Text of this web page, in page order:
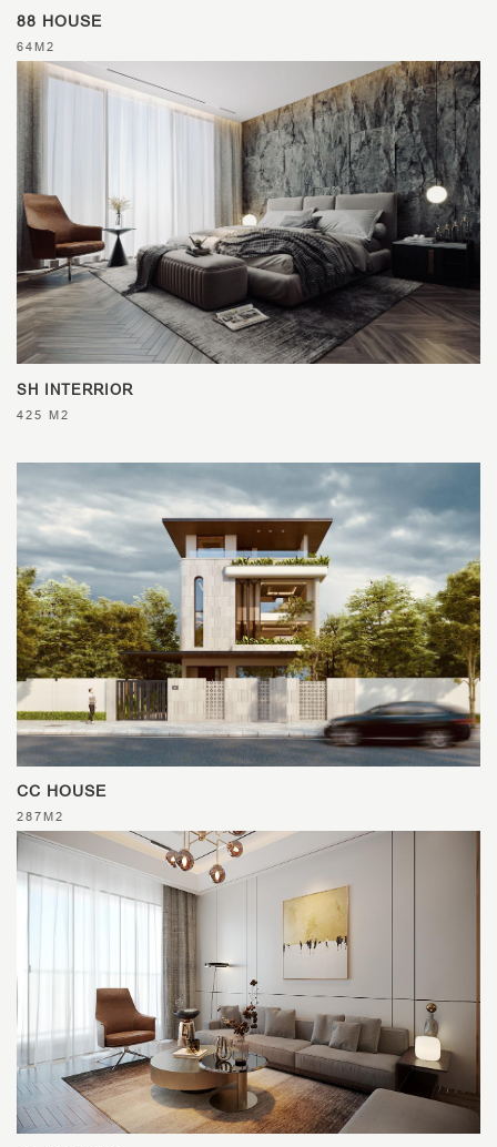
88 HOUSE
64M2
SH INTERRIOR
425 M2
CC HOUSE
287M2